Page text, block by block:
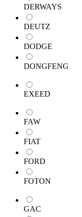
DERWAYS
DEUTZ
DODGE
DONGFENG
EXEED
FAW
FIAT
FORD
FOTON
GAC